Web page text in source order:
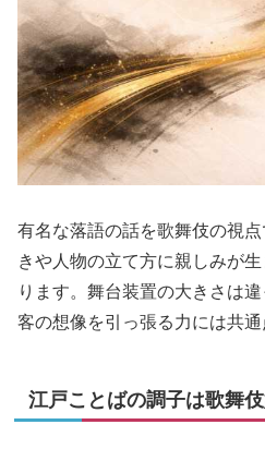
有名な落語の話を歌舞伎の視
きや人物の立て方に親しみが
ります。舞台装置の大きさは
客の想像を引っ張る力には共通
江戸ことばの調子は歌舞